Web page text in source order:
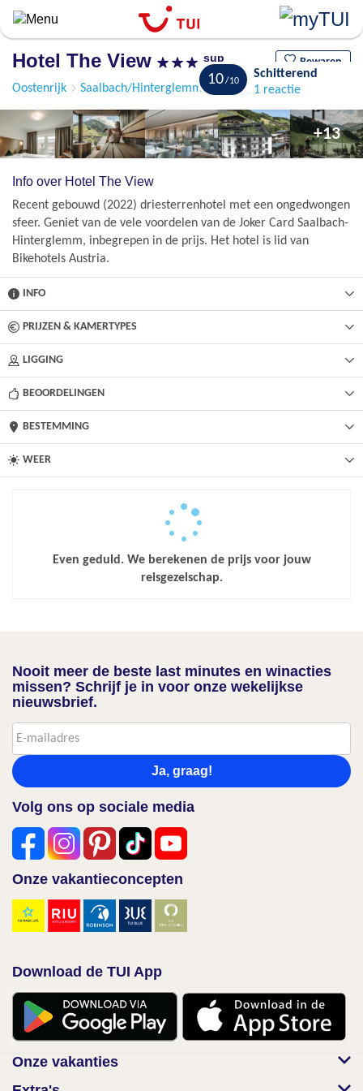
Overslaan
en
algemene
Hotel The View sup Bewaren
Oostenrijk Saalbach/Hinterglemm Hinterglemm
10
Schitterend
1 reactie
+13
Info over Hotel The View
Recent gebouwd (2022) driesterrenhotel met een ongedwongen
sfeer. Geniet van de vele voordelen van de Joker Card Saalbach-
Hinterglemm, inbegrepen in de prijs. Het hotel is lid van
Bikehotels Austria.
INFO
PRIJZEN & KAMERTYPES
LIGGING
BEOORDELINGEN
BESTEMMING
WEER
Even geduld. We berekenen de prijs voor jouw
reisgezelschap.
Nooit meer de beste last minutes en winacties
missen? Schrijf je in voor onze wekelijkse
nieuwsbrief.
Ja, graag!
Volg ons op sociale media
Onze vakantieconcepten
Download de TUI App
Onze vakanties